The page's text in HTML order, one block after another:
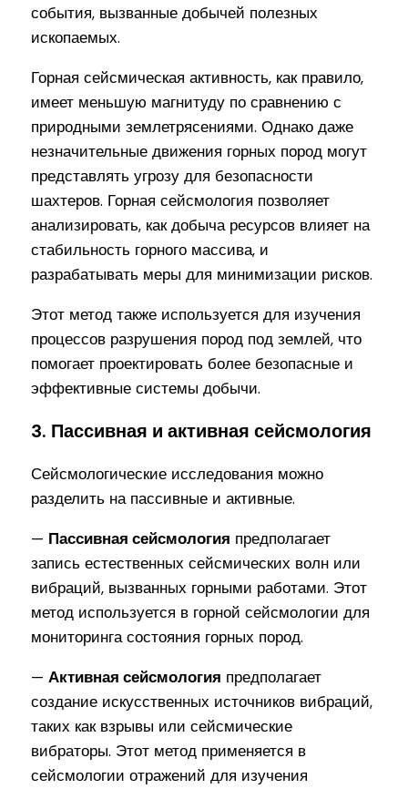
события, вызванные добычей полезных
ископаемых.
Горная сейсмическая активность, как правило,
имеет меньшую магнитуду по сравнению с
природными землетрясениями. Однако даже
незначительные движения горных пород могут
представлять угрозу для безопасности
шахтеров. Горная сейсмология позволяет
анализировать, как добыча ресурсов влияет на
стабильность горного массива, и
разрабатывать меры для минимизации рисков.
Этот метод также используется для изучения
процессов разрушения пород под землей, что
помогает проектировать более безопасные и
эффективные системы добычи.
3. Пассивная и активная сейсмология
Сейсмологические исследования можно
разделить на пассивные и активные.
— Пассивная сейсмология предполагает
запись естественных сейсмических волн или
вибраций, вызванных горными работами. Этот
метод используется в горной сейсмологии для
мониторинга состояния горных пород.
—Активная сейсмология предполагает
создание искусственных источников вибраций,
таких как взрывы или сейсмические
вибраторы. Этот метод применяется в
сейсмологии отражений для изучения